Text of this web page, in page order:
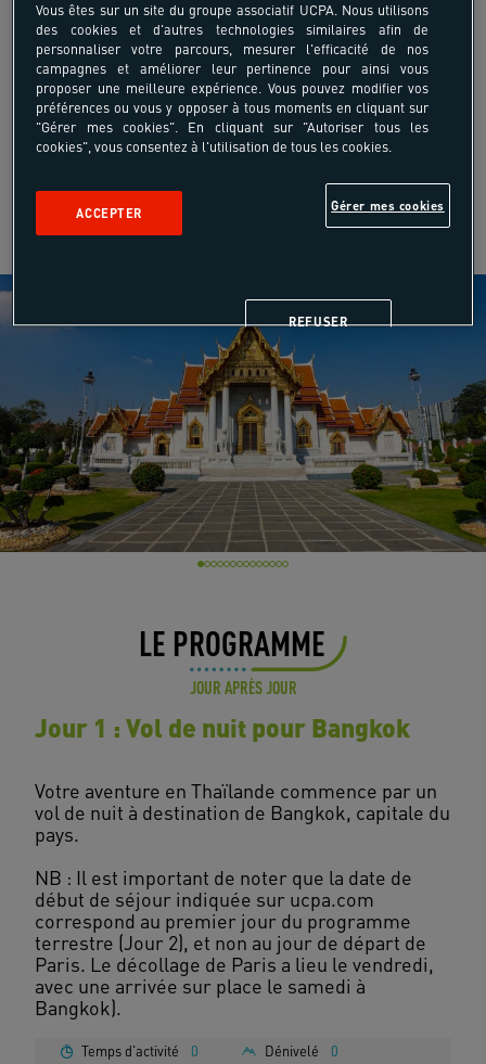
LE PROGRAMME
JOUR APRÈS JOUR
Jour 1 : Vol de nuit pour Bangkok
Votre aventure en Thaïlande commence par un
vol de nuit à destination de Bangkok, capitale du
pays.
NB : Il est important de noter que la date de
début de séjour indiquée sur ucpa.com
correspond au premier jour du programme
terrestre (Jour 2), et non au jour de départ de
Paris. Le décollage de Paris a lieu le vendredi,
avec une arrivée sur place le samedi à
Temps d'activité 0 Dénivelé 0
Vous êtes sur un site du groupe associatif UCPA. Nous utilisons
des cookies et d'autres technologies similaires afin de
personnaliser votre parcours, mesurer l'efficacité de nos
campagnes et améliorer leur pertinence pour ainsi vous
proposer une meilleure expérience. Vous pouvez modifier vos
préférences ou vous y opposer à tous moments en cliquant sur
"Gérer mes cookies". En cliquant sur "Autoriser tous les
cookies", vous consentez à l'utilisation de tous les cookies.
Gérer mes cookies
REFUSER
ACCEPTER